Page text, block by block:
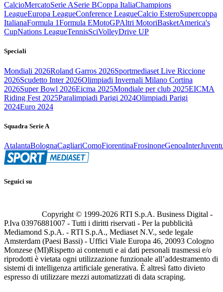
CalcioMercatoSerie ASerie BCoppa ItaliaChampions
LeagueEuropa LeagueConference LeagueCalcio EsteroSupercoppa
ItalianaFormula 1Formula EMotoGPAltri MotoriBasketAmerica's
CupNations LeagueTennisSciVolleyDrive UP
Speciali
Mondiali 2026Roland Garros 2026Sportmediaset Live Riccione
2026Scudetto Inter 2026Olimpiadi Invernali Milano Cortina
2026Super Bowl 2026Eicma 2025Mondiale per club 2025EICMA
Riding Fest 2025Paralimpiadi Parigi 2024Olimpiadi Parigi
2024Euro 2024
Squadra Serie A
AtalantaBolognaCagliariComoFiorentinaFrosinoneGenoaInter
Seguici su
Copyright © 1999-2026 RTI S.p.A. Business Digital -
P.Iva 03976881007 - Tutti i diritti riservati - Per la pubblicità
Mediamond S.p.A. - RTI S.p.A., Mediaset N.V., sede legale
Amsterdam (Paesi Bassi) - Uffici Viale Europa 46, 20093 Cologno
Monzese (MI)Rispetto ai contenuti e ai dati personali trasmessi e/o
riprodotti è vietata ogni utilizzazione funzionale all’addestramento di
sistemi di intelligenza artificiale generativa. È altresì fatto divieto
espresso di utilizzare mezzi automatizzati di data scraping.